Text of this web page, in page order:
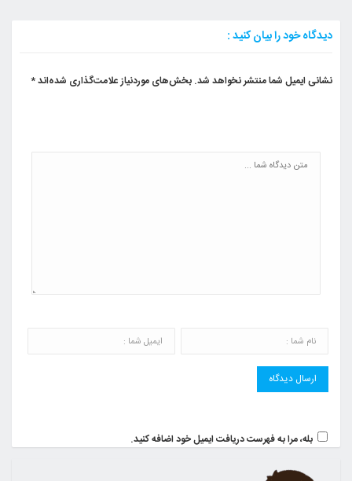
دیدگاه خود را بیان کنید :
نشانی ایمیل شما منتشر نخواهد شد. بخش‌های موردنیاز علامت‌گذاری شده‌اند*
بله، مرا به فهرست دریافت ایمیل خود اضافه کنید.